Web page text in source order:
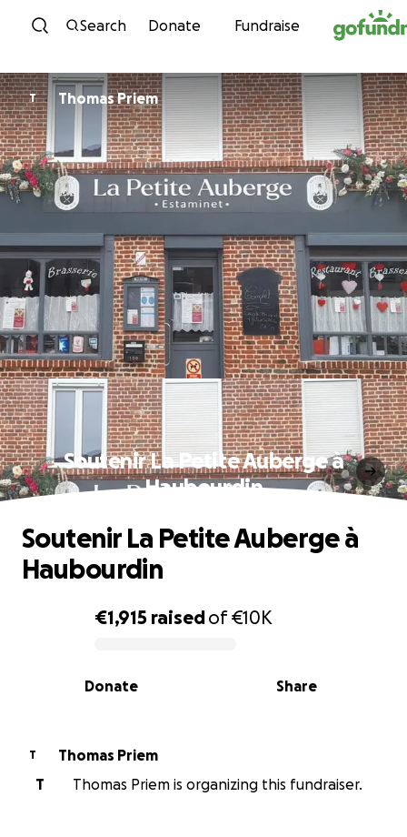
Skip to content
Search Donate Fundraise
T Thomas Priem
Soutenir La Petite Auberge à
Haubourdin
0% complete
€1,915 raisedof€10K
Share
Donate
Soutenir La Petite Auberge à
Haubourdin
T
Thomas Priem
T
Thomas Priem is organizing this fundraiser.